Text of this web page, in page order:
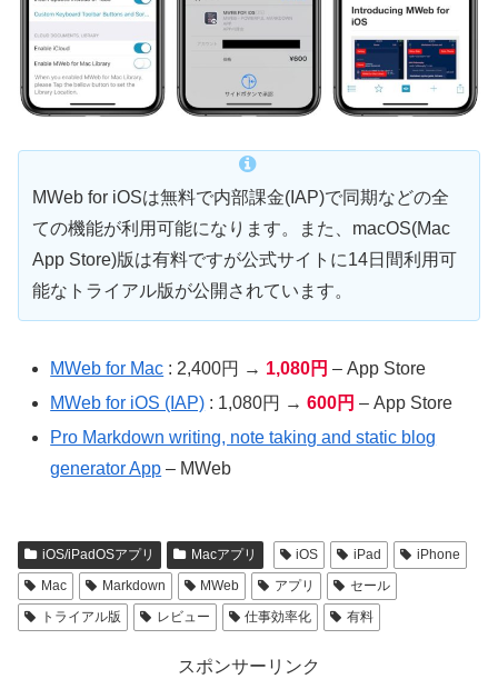
MWeb for iOSは無料で内部課金(IAP)で同期などの全
ての機能が利用可能になります。また、macOS(Mac
App Store)版は有料ですが公式サイトに14日間利用可
能なトライアル版が公開されています。
MWeb for Mac : 2,400円 → 1,080円 – App Store
MWeb for iOS (IAP) : 1,080円 →600円 – App Store
Pro Markdown writing, note taking and static blog
generator App – MWeb
iOS/iPadOSアプリ Macアプリ iOS iPad
iPhone
Mac
Markdown MWeb アプリ
セール
トライアル版
レビュー 仕事効率化 有料
スポンサーリンク